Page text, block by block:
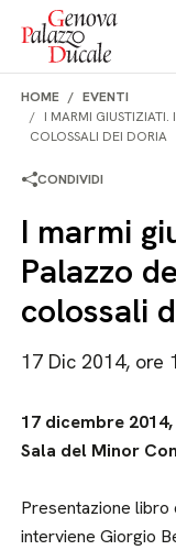
Salta al contenuto
HOME
EVENTI
I MARMI GIUSTIZIATI.
COLOSSALI DEI DORIA
CONDIVIDI
I marmi
Palazzo
colossali
17 Dic 2014, ore
17 dicembre
Sala del Minor
Presentazione libro
interviene Giorgio